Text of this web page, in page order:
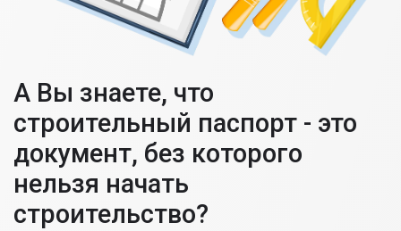
А Вы знаете, что
строительный паспорт - это
документ, без которого
нельзя начать
строительство?